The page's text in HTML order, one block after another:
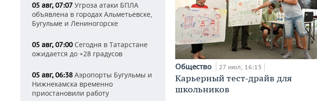
05 авг, 07:07 Угроза атаки БПЛА
объявлена в городах Альметьевске,
Бугульме и Лениногорске
05 авг, 07:00Сегодня в Татарстане
ожидается до +28 градусов
05 авг, 06:38 Аэропорты Бугульмы и
Нижнекамска временно
приостановили работу
Общество 27 июл, 16:15
Карьерный тест-драйв для
школьников